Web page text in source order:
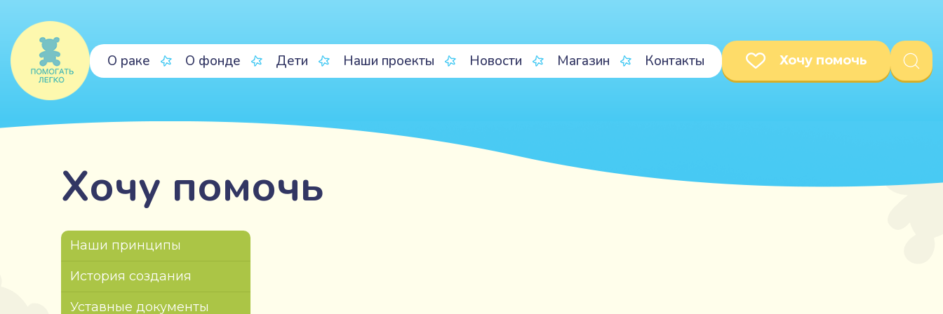
О раке О фонде Дети Наши проекты Новости Магазин Контакты Хочу помочь
Хочу помочь
Наши принципы
История создания
Уставные документы